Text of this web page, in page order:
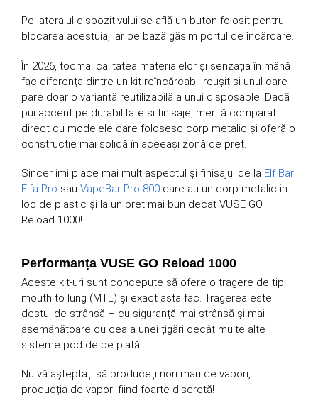
Pe lateralul dispozitivului se află un buton folosit pentru
blocarea acestuia, iar pe bază găsim portul de încărcare.
În 2026, tocmai calitatea materialelor și senzația în mână
fac diferența dintre un kit reîncărcabil reușit și unul care
pare doar o variantă reutilizabilă a unui disposable. Dacă
pui accent pe durabilitate și finisaje, merită comparat
direct cu modelele care folosesc corp metalic și oferă o
construcție mai solidă în aceeași zonă de preț.
Sincer imi place mai mult aspectul și finisajul de la Elf Bar
Elfa Pro sau VapeBar Pro 800 care au un corp metalic in
loc de plastic și la un pret mai bun decat VUSE GO
Reload 1000!
Performanța VUSE GO Reload 1000
Aceste kit-uri sunt concepute să ofere o tragere de tip
mouth to lung (MTL) și exact asta fac. Tragerea este
destul de strânsă – cu siguranță mai strânsă și mai
asemănătoare cu cea a unei țigări decât multe alte
sisteme pod de pe piață.
Nu vă așteptați să produceți nori mari de vapori,
producția de vapori fiind foarte discretă!